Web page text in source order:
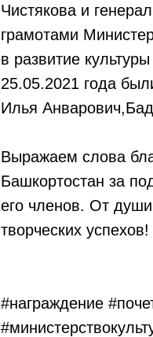
Чистякова и
грамотами
в развитие
25.05.2021 года
Илья
Выражаем слова
Башкортостан за
его членов. От
творческих успехов!
#награждение